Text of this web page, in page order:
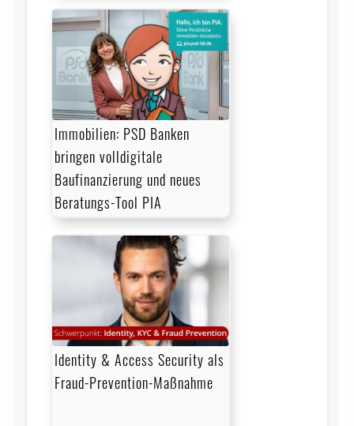
Immobilien: PSD Banken
bringen volldigitale
Baufinanzierung und neues
Beratungs-Tool PIA
Identity & Access Security als
Fraud-Prevention-Maßnahme